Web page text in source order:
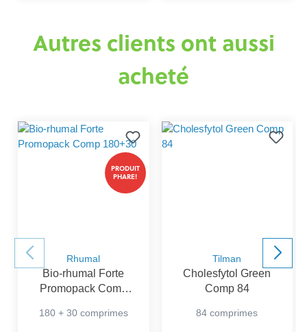
Autres clients ont aussi
acheté
PRODUIT
PHARE!
Rhumal
Bio-rhumal Forte
Promopack Comp
180 + 30 comprimes
Tilman
Cholesfytol Green
Comp 84
84 comprimes